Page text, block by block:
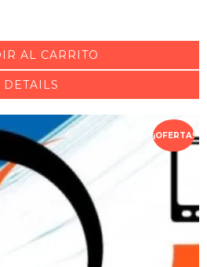
AL CARRITO
DETAILS
¡OFERTA!